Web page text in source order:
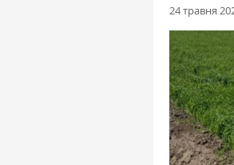
24 травня